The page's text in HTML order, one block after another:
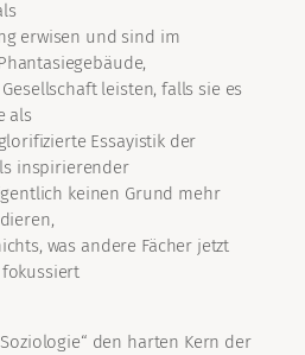
erwisen und sind im
leisten, falls sie es
als
Essayistik der
inspirierender
keinen Grund mehr
was andere Fächer jetzt
den harten Kern der